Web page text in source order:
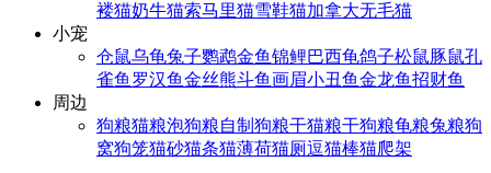
褛猫奶牛猫索马里猫雪鞋猫加拿大无毛猫
小宠
仓鼠乌龟兔子鹦鹉金鱼锦鲤巴西龟鸽子松鼠豚鼠孔
雀鱼 罗汉鱼金丝熊斗鱼画眉小丑鱼金龙鱼招财鱼
周边
狗粮猫粮泡狗粮自制狗粮干猫粮干狗粮龟粮兔粮狗
窝狗笼猫砂猫条猫薄荷猫厕逗猫棒猫爬架